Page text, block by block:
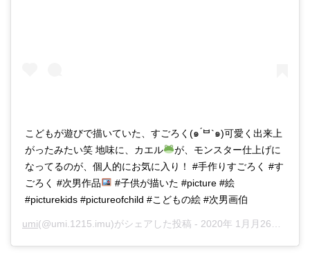
こどもが遊びで描いていた、すごろく(๑ ́ᄇ`๑)可愛く出来上
がったみたい笑 地味に、カエル
が、モンスター仕上げに
なってるのが、個人的にお気に入り！ #手作りすごろく #す
ごろく #次男作品
#子供が描いた #picture #絵
#picturekids #pictureofchild #こどもの絵 #次男画伯
umi(@umi.1215.imu)がシェアした投稿 - 2020年 1月月26日午前1時13分PST